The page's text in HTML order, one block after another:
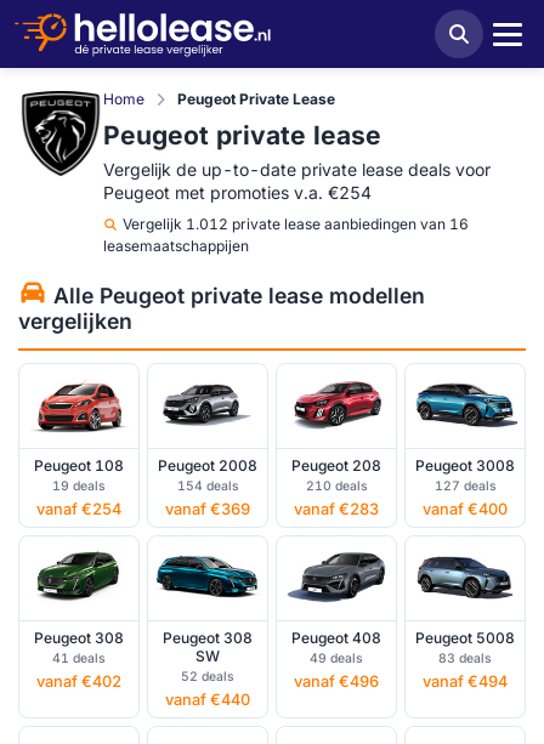
Home Peugeot Private Lease
Peugeot private lease
Vergelijk de up-to-date private lease deals voor
Peugeot met promoties v.a. €254
Vergelijk 1.012 private lease aanbiedingen van 16
leasemaatschappijen
Alle Peugeot private lease modellen
vergelijken
Peugeot 108
19 deals
vanaf €254
Peugeot 2008
154 deals
vanaf €369
Peugeot 208
210 deals
vanaf €283
Peugeot 3008
127 deals
vanaf €400
Peugeot 308
41 deals
vanaf €402
Peugeot 308
SW
52 deals
vanaf €440
Peugeot 408
49 deals
vanaf €496
Peugeot 5008
83 deals
vanaf €494